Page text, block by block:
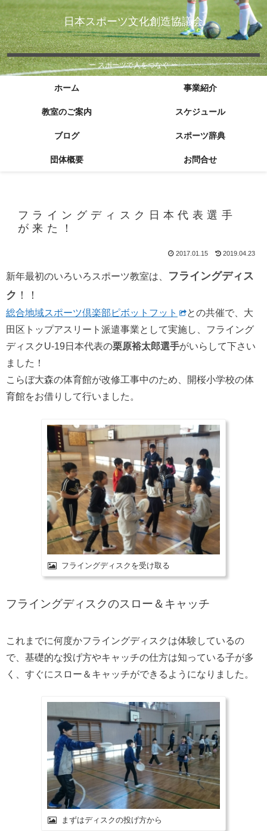
日本スポーツ文化創造協議会
ー スポーツで人をつなぐ ー
ホーム 事業紹介
教室のご案内 スケジュール
ブログ スポーツ辞典
団体概要 お問合せ
フライングディスク日本代表選手
が来た！
2017.01.15 2019.04.23
新年最初のいろいろスポーツ教室は、
フライングディス
ク ！！
総合地域スポーツ倶楽部ピボットフット
との共催で、大
田区トップアスリート派遣事業として実施し、フライング
ディスクU-19日本代表の栗原裕太郎選手がいらして下さい
ました！
こらぼ大森の体育館が改修工事中のため、開桜小学校の体
育館をお借りして行いました。
フライングディスクを受け取る
フライングディスクのスロー＆キャッチ
これまでに何度かフライングディスクは体験しているの
で、基礎的な投げ方やキャッチの仕方は知っている子が多
く、すぐにスロー＆キャッチができるようになりました。
まずはディスクの投げ方から